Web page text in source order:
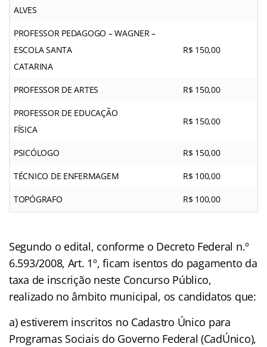
ALVES
PROFESSOR PEDAGOGO – WAGNER –
ESCOLA SANTA
CATARINA
R$ 150,00
PROFESSOR DE ARTES R$ 150,00
PROFESSOR DE EDUCAÇÃO
FÍSICA
R$ 150,00
PSICÓLOGO R$ 150,00
TÉCNICO DE ENFERMAGEM R$ 100,00
TOPÓGRAFO R$ 100,00
Segundo o edital, conforme o Decreto Federal n.º
6.593/2008, Art. 1º, ficam isentos do pagamento da
taxa de inscrição neste Concurso Público,
realizado no âmbito municipal, os candidatos que:
a) estiverem inscritos no Cadastro Único para
Programas Sociais do Governo Federal (CadÚnico),